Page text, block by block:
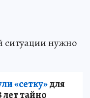
ситуации нужно
«сетку»для
лет тайно